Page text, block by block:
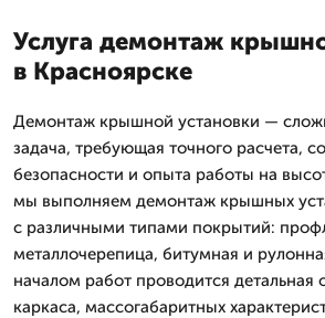
Услуга демонтаж
в Красноярске
Демонтаж крышной установки —
задача, требующая точного расчета,
безопасности и опыта работы на
мы выполняем демонтаж крышных
с различными типами покрытий:
металлочерепица, битумная и
началом работ проводится детальная
каркаса, массогабаритных